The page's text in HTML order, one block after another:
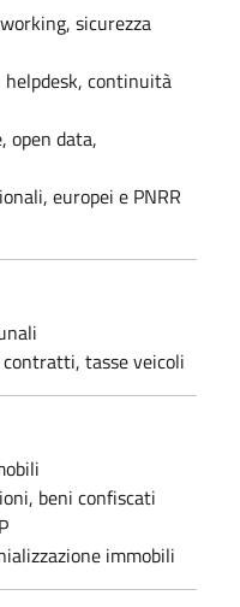
sicurezza
helpdesk, continuità
open data,
europei e PNRR
tasse veicoli
beni confiscati
immobili